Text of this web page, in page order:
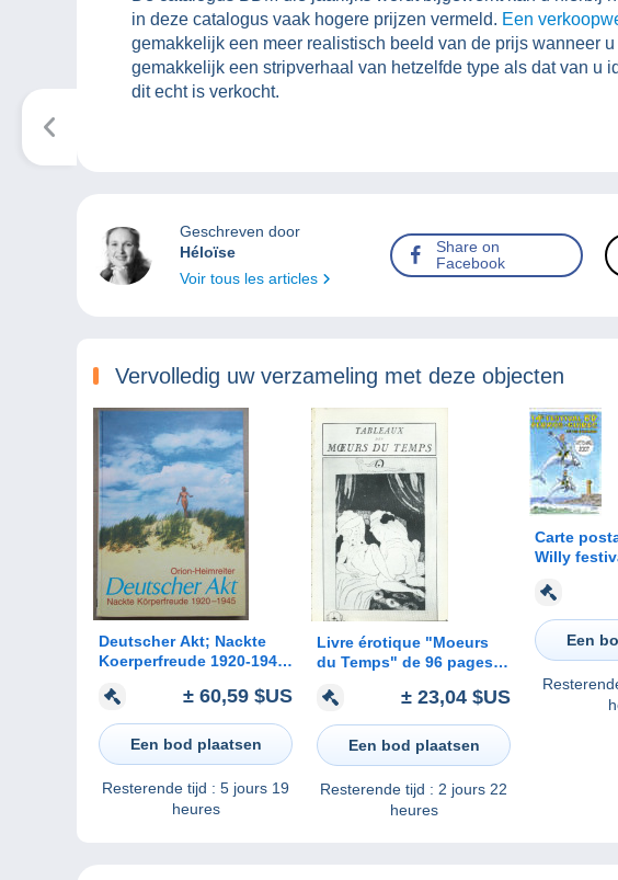
in deze catalogus vaak hogere prijzen vermeld. Een
gemakkelijk een meer realistisch beeld van de prijs wanneer
gemakkelijk een stripverhaal van hetzelfde type als dat van u
dit echt is verkocht.
Geschreven door
Héloïse
Voir tous les articles
Share on
Facebook
Vervolledig uw verzameling met deze objecten
Deutscher Akt; Nackte
Koerperfreude 1920-1945;
2000, 160 pages;
naturism, naturisme,
Naturismus
± 60,59 $US
Een bod plaatsen
Resterende tijd : 5 jours 19
heures
Livre érotique "Moeurs
du Temps" de 96 pages
osées , etc ...) -
Dimensions : 12,5 cm /
20,5 cm
± 23,04 $US
Een bod plaatsen
Resterende tijd : 2 jours 22
heures
Carte
Willy
Tuniques
Een